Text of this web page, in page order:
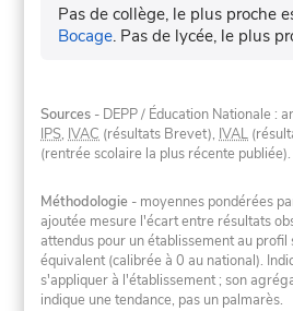
Pas de collège, le plus proche
Bocage. Pas de lycée, le plus
Sources - DEPP / Éducation Nationale :
IPS, IVAC (résultats Brevet), IVAL
(rentrée scolaire la plus récente publiée).
Méthodologie - moyennes pondérées
ajoutée mesure l'écart entre résultats
attendus pour un établissement au profil
équivalent (calibrée à 0 au national).
s'appliquer à l'établissement ; son
indique une tendance, pas un palmarès.